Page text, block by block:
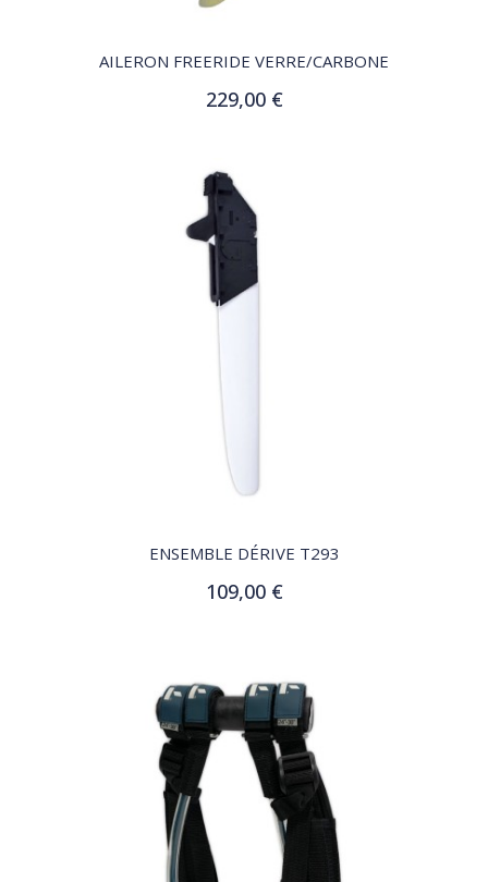
AILERON FREERIDE VERRE/CARBONE
229,00 €
Ajouter au panier
QUICK VIEW
ENSEMBLE DÉRIVE T293
109,00 €
Ajouter au panier